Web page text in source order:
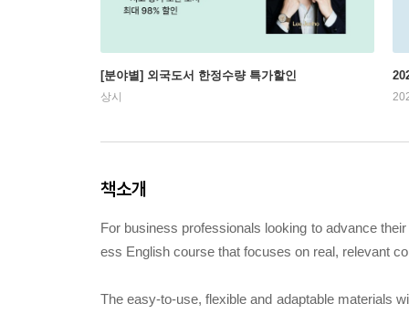
[분야별] 외국도서 한정수량 특가할인
상시
책소개
For business professionals looking to advance
ess English course that focuses on real, relevant
The easy-to-use, flexible and adaptable materials